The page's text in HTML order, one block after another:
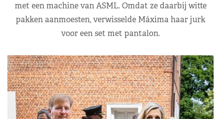
met een machine van ASML. Omdat ze daarbij witte
pakken aanmoesten, verwisselde Máxima haar jurk
voor een set met pantalon.